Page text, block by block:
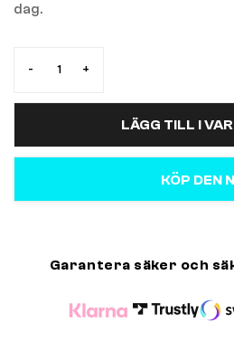
dag.
- +
LÄGG TILL I
KÖP DEN
Garantera säker och